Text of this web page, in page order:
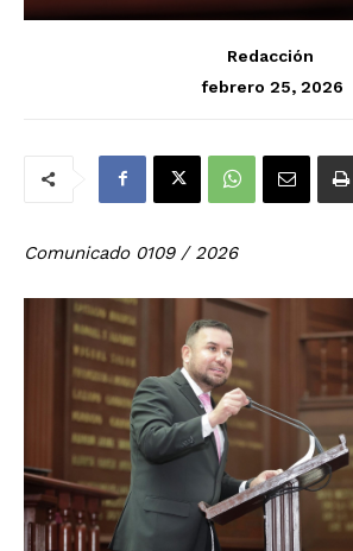
Redacción
febrero 25, 2026
Comunicado 0109 / 2026